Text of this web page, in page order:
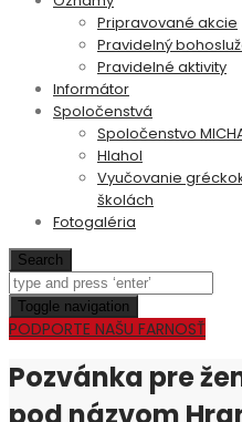
Pripravované akcie
Pravidelný
Pravidelné aktivity
Informátor
Spoločenstvá
Spoločenstvo
Hlahol
Vyučovanie
školách
Fotogaléria
Search
Toggle navigation
PODPORTE NAŠU FARNOSŤ
Pozvánka pre